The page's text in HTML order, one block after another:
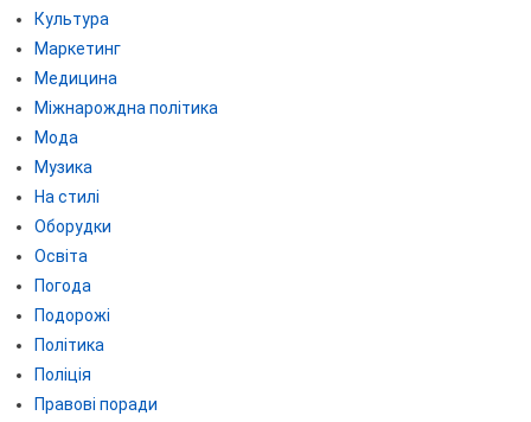
Культура
Маркетинг
Медицина
Міжнарождна політика
Мода
Музика
На стилі
Оборудки
Освіта
Погода
Подорожі
Політика
Поліція
Правові поради